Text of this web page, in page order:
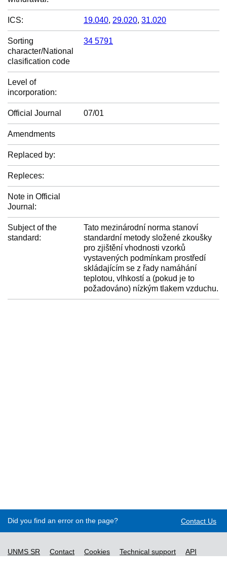
ICS: 19.040, 29.020, 31.020
Sorting
character/National
clasification code
34 5791
Level of
incorporation:
Official Journal 07/01
Amendments
Replaced by:
Repleces:
Note in Official
Journal:
Subject of the
standard:
Tato mezinárodní norma stanoví
standardní metody složené zkoušky
pro zjištění vhodnosti vzorků
vystavených podmínkam prostředí
skládajícím se z řady namáhání
teplotou, vlhkostí a (pokud je to
požadováno) nízkým tlakem vzduchu.
Did you find an error on the page? Contact Us
UNMS SR Contact Cookies Technical support
API